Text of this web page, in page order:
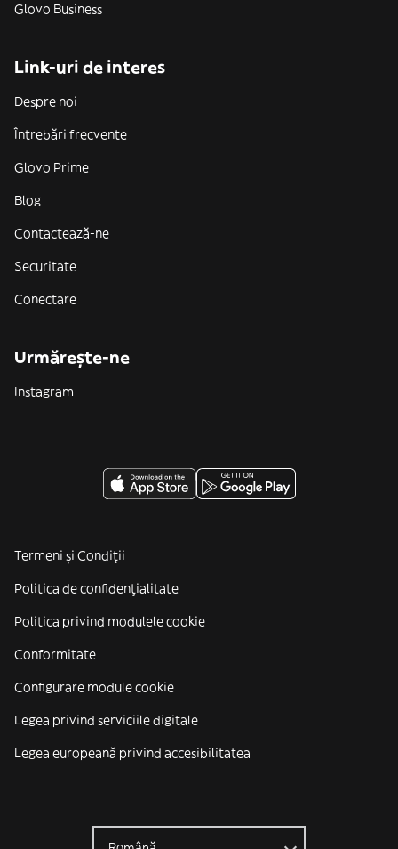
Glovo Business
Link-uri de interes
Despre noi
Întrebări frecvente
Glovo Prime
Blog
Contactează-ne
Securitate
Conectare
Urmărește-ne
Instagram
Termeni și Condiții
Politica de confidenţialitate
Politica privind modulele cookie
Conformitate
Configurare module cookie
Legea privind serviciile digitale
Legea europeană privind accesibilitatea